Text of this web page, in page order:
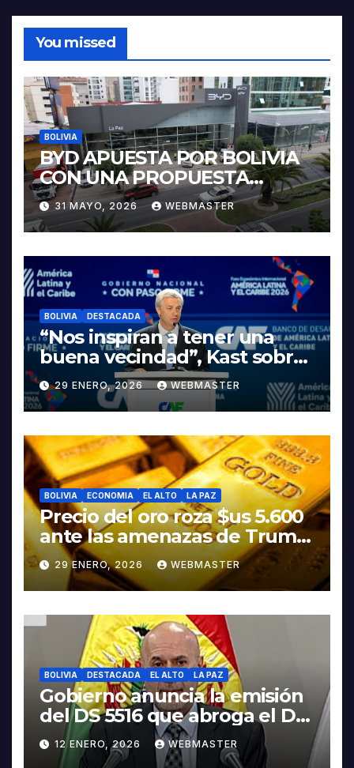
You missed
BOLIVIA
BYD APUESTA POR BOLIVIA
CON UNA PROPUESTA
INTEGRAL PARA IMPULSAR
LA ELECTROMOVILIDAD Y LA
INDUSTRIALIZACIÓN DEL
LITIO
31 MAYO, 2026 WEBMASTER
BOLIVIA DESTACADA
“Nos inspiran a tener una
buena vecindad”, Kast sobre
discurso del presidente
Rodrigo Paz
29 ENERO, 2026 WEBMASTER
BOLIVIA ECONOMIA EL ALTO LA PAZ
Precio del oro roza $us 5.600
ante las amenazas de Trump
contra Irán
29 ENERO, 2026 WEBMASTER
BOLIVIA DESTACADA EL ALTO LA PAZ
Gobierno anuncia la emisión
del DS 5516 que abroga el DS
5503
12 ENERO, 2026 WEBMASTER